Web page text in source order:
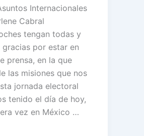
Internacionales
Cabral
tengan todas y
por estar en
prensa, en la que
las misiones que nos
jornada electoral
tenido el día de hoy,
vez en México …